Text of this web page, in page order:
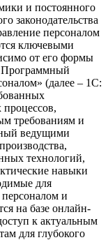
и постоянного
законодательства
персоналом
ключевыми
от его формы
Программный
(далее – 1С:
требованиям и
ведущими
технологий,
навыки
для
и
на базе онлайн-
к актуальным
для глубокого